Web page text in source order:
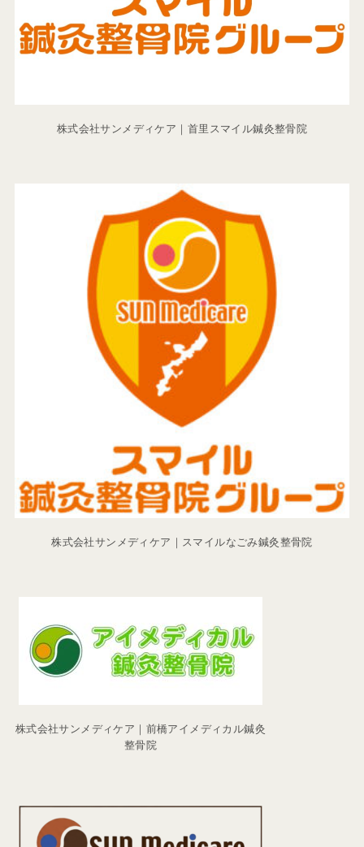
株式会社サンメディケア｜首里スマイル鍼灸整骨院
株式会社サンメディケア｜スマイルなごみ鍼灸整骨院
株式会社サンメディケア｜前橋アイメディカル鍼灸
整骨院